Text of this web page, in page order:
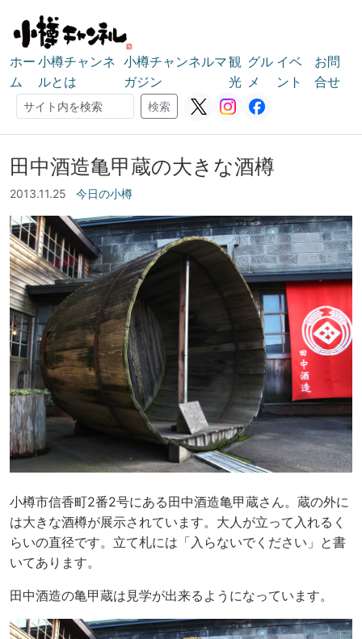
ホー
ム
小樽チャンネ
ルとは
小樽チャンネルマ
ガジン
観
光
グル
メ
イベ
ント
お問
合せ
検索
検索
田中酒造亀甲蔵の大きな酒樽
2013.11.25 今日の小樽
小樽市信香町2番2号にある田中酒造亀甲蔵さん。蔵の外に
は大きな酒樽が展示されています。大人が立って入れるく
らいの直径です。立て札には「入らないでください」と書
いてあります。
田中酒造の亀甲蔵は見学が出来るようになっています。